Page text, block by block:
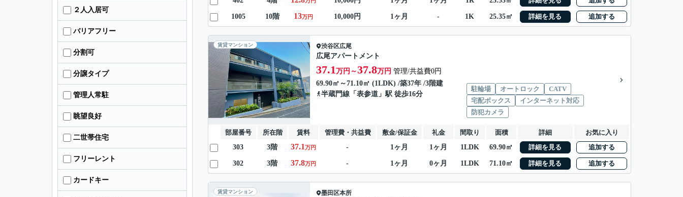
1005 10階 13万円 10,000円 1ヶ月 - 1K 25.35㎡ 詳細を見る 追加する
賃貸マンション 渋谷区広尾
広尾アパートメント
37.1万円～37.8万円 管理/共益費0円
69.90㎡～71.10㎡ (1LDK) /築37年 /3階建
半蔵門線 「 表参道 」駅 徒歩16分
駐輪場 オートロック
CATV
宅配ボックス
インターネット対応
防犯カメラ
部屋番号 所在階 賃料 管理費・共益費 敷金/保証金 礼金 間取り 面積 詳細
お気に入り
303
3階 37.1万円 - 1ヶ月 1ヶ月 1LDK 69.90㎡ 詳細を見る 追加する
302 3階 37.8万円 - 1ヶ月 0ヶ月 1LDK 71.10㎡ 詳細を見る 追加する
賃貸マンション 墨田区本所
２人入居可
バリアフリー
分割可
分譲タイプ
管理人常駐
眺望良好
二世帯住宅
フリーレント
カードキー